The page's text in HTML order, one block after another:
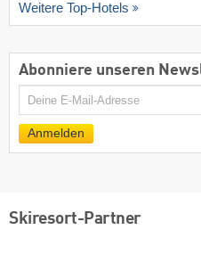
Weitere Top-Hotels
Abonniere unseren
E-
Mail
Anmelden
Skiresort-Partner